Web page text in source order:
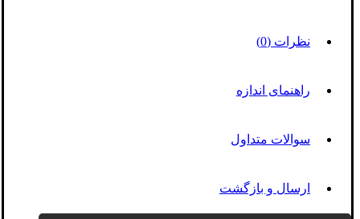
نظرات (0)
راهنمای اندازه
سوالات متداول
ارسال و بازگشت